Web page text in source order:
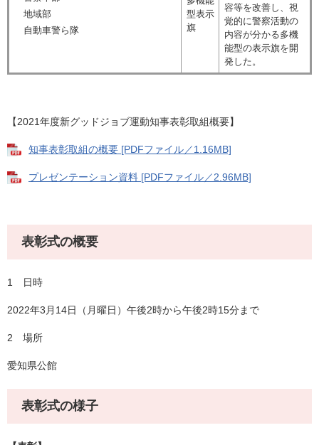
地域部
自動車警ら隊
型表示
旗
容等を改善し、視
覚的に警察活動の
内容が分かる多機
能型の表示旗を開
発した。
【2021年度新グッドジョブ運動知事表彰取組概要】
知事表彰取組の概要 [PDFファイル／1.16MB]
プレゼンテーション資料 [PDFファイル／2.96MB]
表彰式の概要
1 日時
2022年3月14日（月曜日）午後2時から午後2時15分まで
2 場所
愛知県公館
表彰式の様子